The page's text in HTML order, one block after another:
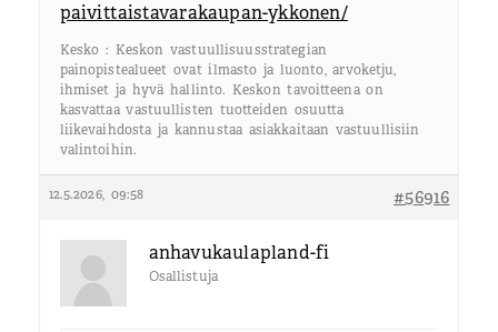
paivittaistavarakaupan-ykkonen/
Kesko : Keskon vastuullisuusstrategian
painopistealueet ovat ilmasto ja luonto, arvoketju,
ihmiset ja hyvä hallinto. Keskon tavoitteena on
kasvattaa vastuullisten tuotteiden osuutta
liikevaihdosta ja kannustaa asiakkaitaan vastuullisiin
valintoihin.
12.5.2026, 09:58 #56916
anhavukaulapland-fi
Osallistuja